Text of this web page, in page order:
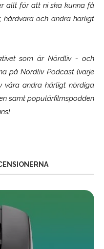
allt för att ni ska kunna få
hårdvara och andra härligt
som ärNördliv- och
på Nördliv Podcast (varje
våra andra härligt nördiga
samt populärfilmspodden